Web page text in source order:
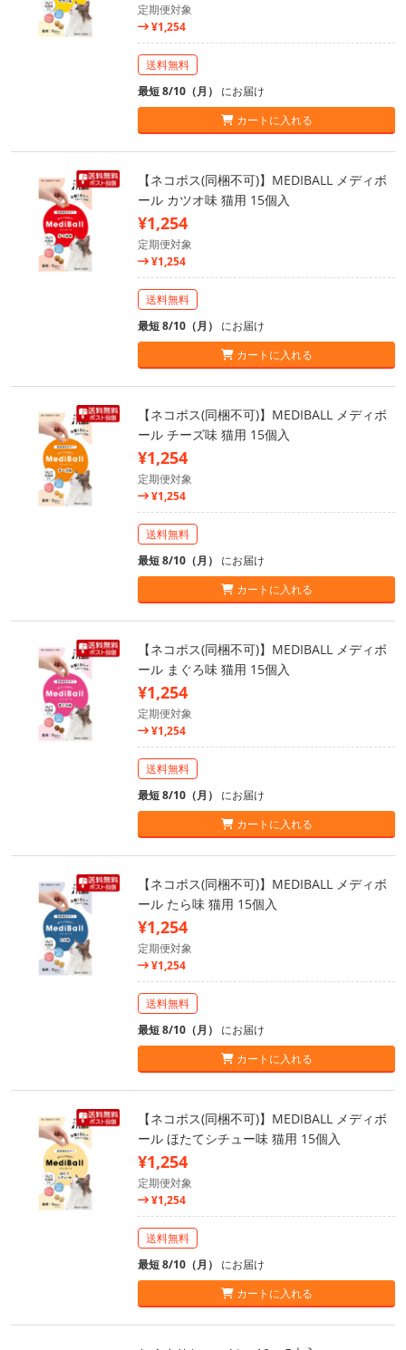
定期便対象
¥1,254
送料無料
最短 8/10（月） にお届け
カートに入れる
【ネコポス(同梱不可)】MEDIBALL メディボ
ール カツオ味 猫用 15個入
¥1,254
定期便対象
¥1,254
送料無料
最短 8/10（月） にお届け
カートに入れる
【ネコポス(同梱不可)】MEDIBALL メディボ
ール チーズ味 猫用 15個入
¥1,254
定期便対象
¥1,254
送料無料
最短 8/10（月） にお届け
カートに入れる
【ネコポス(同梱不可)】MEDIBALL メディボ
ール まぐろ味 猫用 15個入
¥1,254
定期便対象
¥1,254
送料無料
最短 8/10（月） にお届け
カートに入れる
【ネコポス(同梱不可)】MEDIBALL メディボ
ール たら味 猫用 15個入
¥1,254
定期便対象
¥1,254
送料無料
最短 8/10（月） にお届け
カートに入れる
【ネコポス(同梱不可)】MEDIBALL メディボ
ール ほたてシチュー味 猫用 15個入
¥1,254
定期便対象
¥1,254
送料無料
最短 8/10（月） にお届け
カートに入れる